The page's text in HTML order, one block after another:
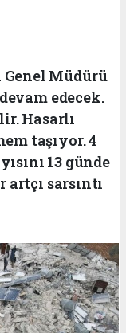
Genel Müdürü
edecek.
Hasarlı
taşıyor. 4
13 günde
sarsıntı